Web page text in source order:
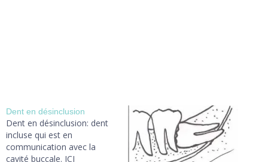
Dent en désinclusion
Dent en désinclusion: dent
incluse qui est en
communication avec la
cavité buccale. ICI